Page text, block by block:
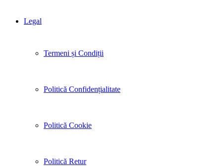
Legal
Termeni și Condiții
Politică Confidențialitate
Politică Cookie
Politică Retur